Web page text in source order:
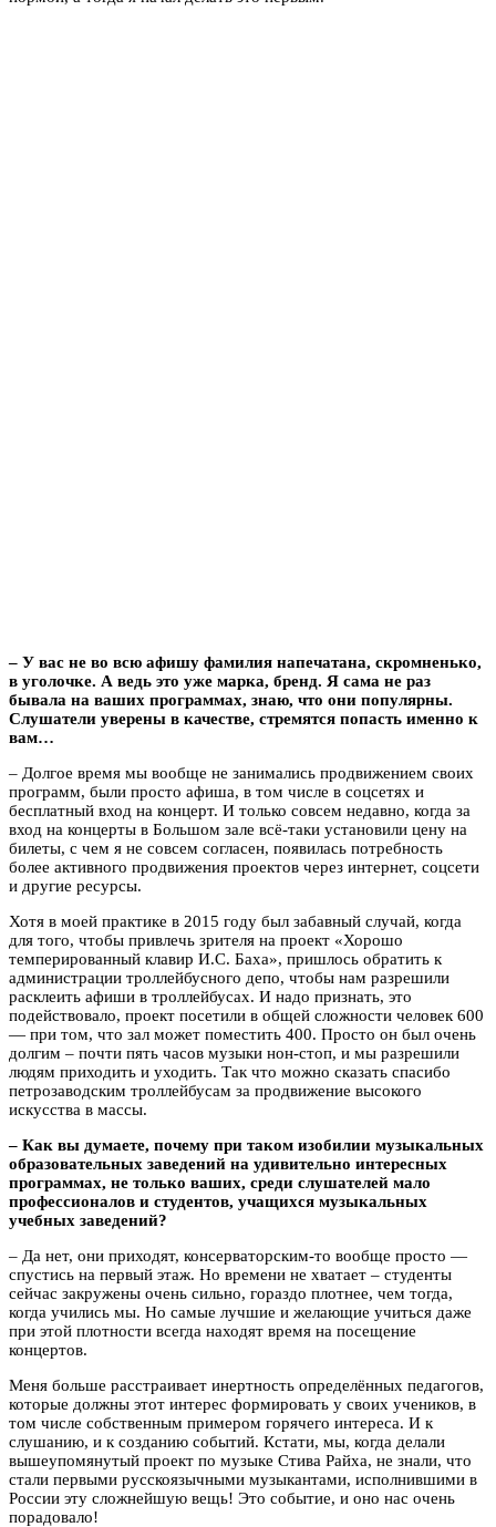
– У вас не во всю афишу фамилия напечатана, скромненько,
в уголочке. А ведь это уже марка, бренд. Я сама не раз
бывала на ваших программах, знаю, что они популярны.
Слушатели уверены в качестве, стремятся попасть именно к
вам…
– Долгое время мы вообще не занимались продвижением своих
программ, были просто афиша, в том числе в соцсетях и
бесплатный вход на концерт. И только совсем недавно, когда за
вход на концерты в Большом зале всё-таки установили цену на
билеты, с чем я не совсем согласен, появилась потребность
более активного продвижения проектов через интернет, соцсети
и другие ресурсы.
Хотя в моей практике в 2015 году был забавный случай, когда
для того, чтобы привлечь зрителя на проект «Хорошо
темперированный клавир И.С. Баха», пришлось обратить к
администрации троллейбусного депо, чтобы нам разрешили
расклеить афиши в троллейбусах. И надо признать, это
подействовало, проект посетили в общей сложности человек 600
— при том, что зал может поместить 400. Просто он был очень
долгим – почти пять часов музыки нон-стоп, и мы разрешили
людям приходить и уходить. Так что можно сказать спасибо
петрозаводским троллейбусам за продвижение высокого
искусства в массы.
– Как вы думаете, почему при таком изобилии музыкальных
образовательных заведений на удивительно интересных
программах, не только ваших, среди слушателей мало
профессионалов и студентов, учащихся музыкальных
учебных заведений?
– Да нет, они приходят, консерваторским-то вообще просто —
спустись на первый этаж. Но времени не хватает – студенты
сейчас закружены очень сильно, гораздо плотнее, чем тогда,
когда учились мы. Но самые лучшие и желающие учиться даже
при этой плотности всегда находят время на посещение
концертов.
Меня больше расстраивает инертность определённых педагогов,
которые должны этот интерес формировать у своих учеников, в
том числе собственным примером горячего интереса. И к
слушанию, и к созданию событий. Кстати, мы, когда делали
вышеупомянутый проект по музыке Стива Райха, не знали, что
стали первыми русскоязычными музыкантами, исполнившими в
России эту сложнейшую вещь! Это событие, и оно нас очень
порадовало!